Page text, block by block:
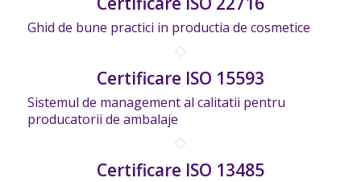
Ghid de bune practici in productia de cosmetice
Certificare ISO 15593
Sistemul de management al calitatii pentru
producatorii de ambalaje
Certificare ISO 13485